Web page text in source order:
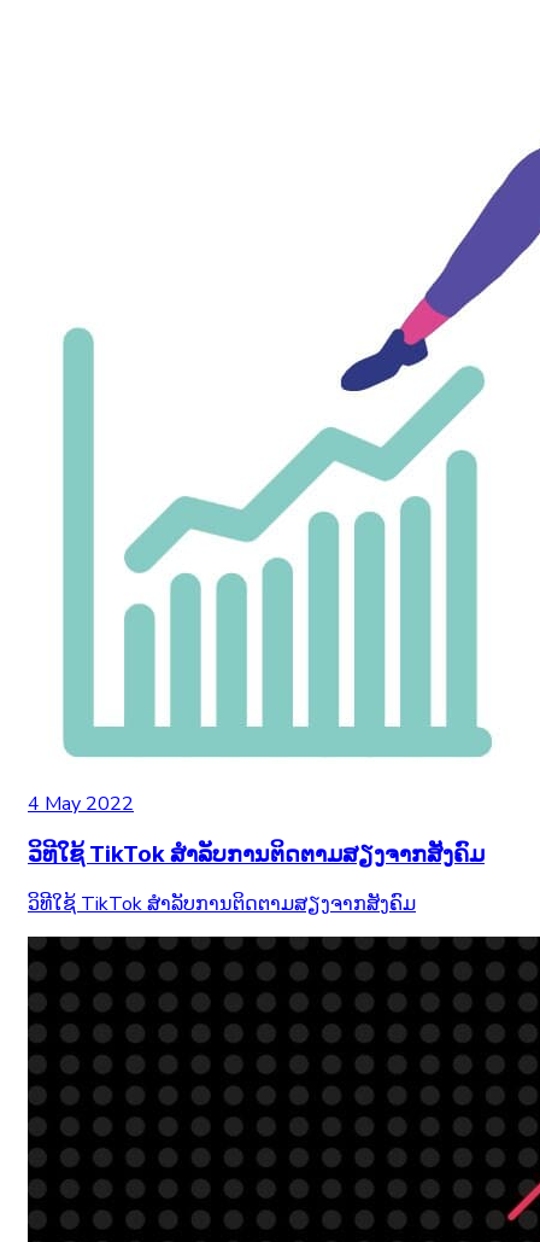
4 May 2022
ວິທີໃຊ້ TikTok ສຳລັບການຕິດຕາມສຽງຈາກສັງຄົມ
ວິທີໃຊ້ TikTok ສຳລັບການຕິດຕາມສຽງຈາກສັງຄົມ